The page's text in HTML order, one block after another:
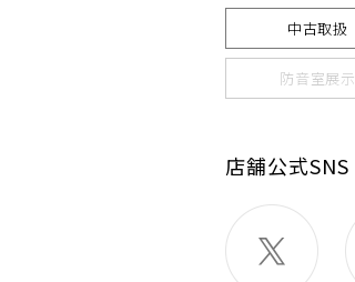
中古取扱
防音室展示
店舗公式SNS